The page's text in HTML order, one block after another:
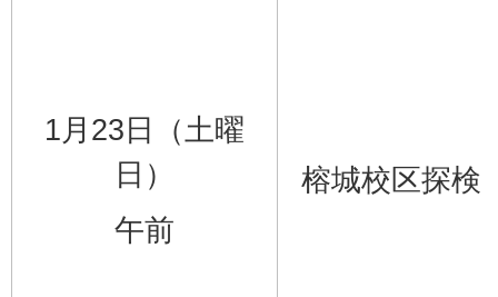
1月23日（土曜
日）
午前
榕城校区探検